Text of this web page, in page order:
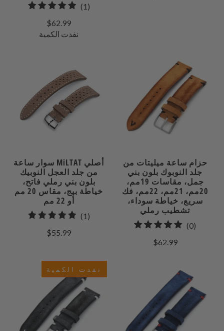
(1)1
$62.99
نفدت الكمية
سوار ساعة MiLTAT أصلي
من جلد العجل النوبيك
بلون بني رملي فاتح،
خياطة بيج، مقاس 20 مم
أو 22 مم
(1)1
$55.99
حزام ساعة ميليتات من
جلد النوبوك بلون بني
جمل، مقاسات 19مم،
20مم، 21مم، 22مم، فك
سريع، خياطة سوداء،
تشطيب رملي
(0)
$62.99
نفدت الكمية